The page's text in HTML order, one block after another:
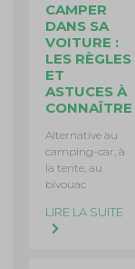
CAMPER
DANS SA
VOITURE :
LES RÈGLES
ET
ASTUCES À
CONNAÎTRE
Alternative au
camping-car, à
la tente, au
bivouac
LIRE LA SUITE